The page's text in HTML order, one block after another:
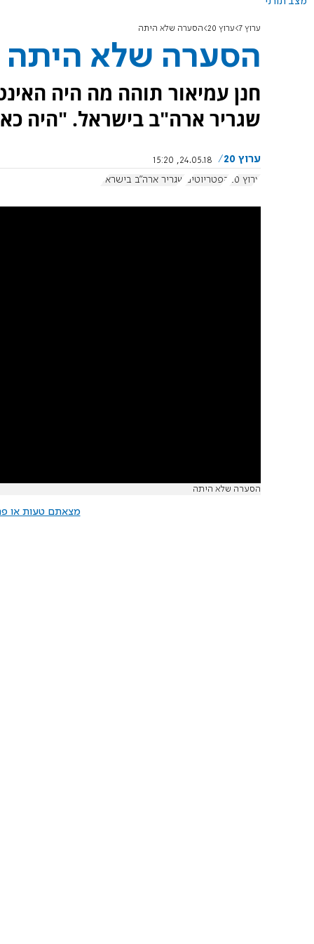
ערוץ 7 ערוץ 20 הסערה שלא היתה
הסערה שלא היתה
חנן עמיאור תוהה מה היה
שגריר ארה"ב בישראל. "היה
ערוץ 20
24.05.18, 15:20
ערוץ 20
הפטריוטים שגריר ארה"ב בישראל
הסערה שלא היתה
מצאתם טעות או